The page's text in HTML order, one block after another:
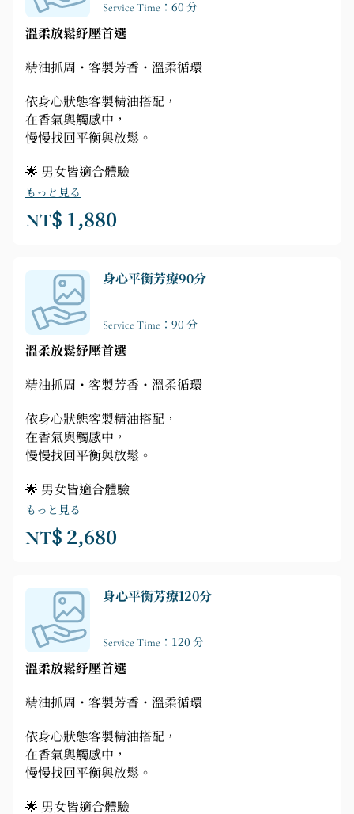
Service Time：60 分
溫柔放鬆紓壓首選
精油抓周・客製芳香・溫柔循環
依身心狀態客製精油搭配，
在香氣與觸感中，
慢慢找回平衡與放鬆。
🌟 男女皆適合體驗
もっと見る
NT$ 1,880
身心平衡芳療90分
Service Time：90 分
溫柔放鬆紓壓首選
精油抓周・客製芳香・溫柔循環
依身心狀態客製精油搭配，
在香氣與觸感中，
慢慢找回平衡與放鬆。
🌟 男女皆適合體驗
もっと見る
NT$ 2,680
身心平衡芳療120分
Service Time：120 分
溫柔放鬆紓壓首選
精油抓周・客製芳香・溫柔循環
依身心狀態客製精油搭配，
在香氣與觸感中，
慢慢找回平衡與放鬆。
🌟 男女皆適合體驗